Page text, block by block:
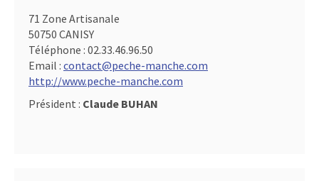
71 Zone Artisanale
50750 CANISY
Téléphone : 02.33.46.96.50
Email : contact@peche-manche.com
http://www.peche-manche.com
Président : Claude BUHAN